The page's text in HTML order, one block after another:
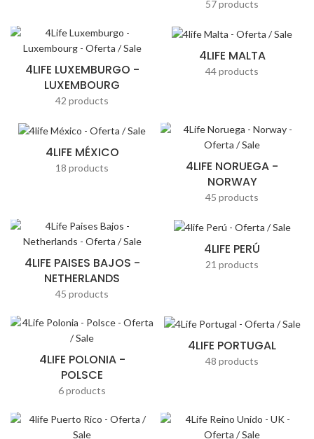
57 products
4LIFE LUXEMBURGO -
LUXEMBOURG
42 products
4LIFE MALTA
44 products
4LIFE MÉXICO
18 products
4LIFE NORUEGA -
NORWAY
45 products
4LIFE PAISES BAJOS -
NETHERLANDS
45 products
4LIFE PERÚ
21 products
4LIFE POLONIA -
POLSCE
6 products
4LIFE PORTUGAL
48 products